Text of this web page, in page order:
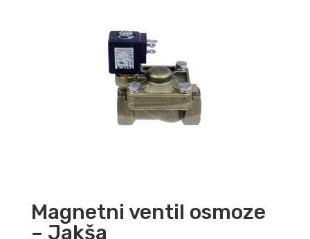
Magnetni ventil osmoze
– Jakša